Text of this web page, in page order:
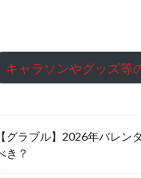
キャラソンやグッズ等
【グラブル】2026年バレ
き？